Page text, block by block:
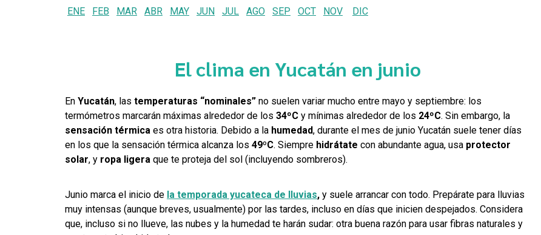
ENE FEB MAR ABR MAY JUN JUL AGO SEP OCT NOV DIC
El clima en Yucatán en junio
En Yucatán, las temperaturas “nominales” no suelen variar mucho entre mayo y septiembre: los
termómetros marcarán máximas alrededor de los 34ºC y mínimas alrededor de los 24ºC. Sin embargo, la
sensación térmica es otra historia. Debido a la humedad, durante el mes de junio Yucatán suele tener días
en los que la sensación térmica alcanza los 49ºC. Siempre hidrátate con abundante agua, usa protector
solar, y ropa ligera que te proteja del sol (incluyendo sombreros).
Junio marca el inicio de la temporada yucateca de lluvias, y suele arrancar con todo. Prepárate para lluvias
muy intensas (aunque breves, usualmente) por las tardes, incluso en días que inicien despejados. Considera
que, incluso si no llueve, las nubes y la humedad te harán sudar: otra buena razón para usar fibras naturales y